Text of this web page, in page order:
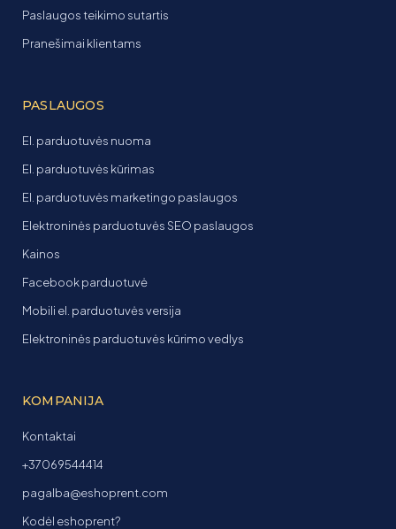
Paslaugos teikimo sutartis
Pranešimai klientams
PASLAUGOS
El. parduotuvės nuoma
El. parduotuvės kūrimas
El. parduotuvės marketingo paslaugos
Elektroninės parduotuvės SEO paslaugos
Kainos
Facebook parduotuvė
Mobili el. parduotuvės versija
Elektroninės parduotuvės kūrimo vedlys
KOMPANIJA
Kontaktai
+37069544414
pagalba@eshoprent.com
Kodėl eshoprent?